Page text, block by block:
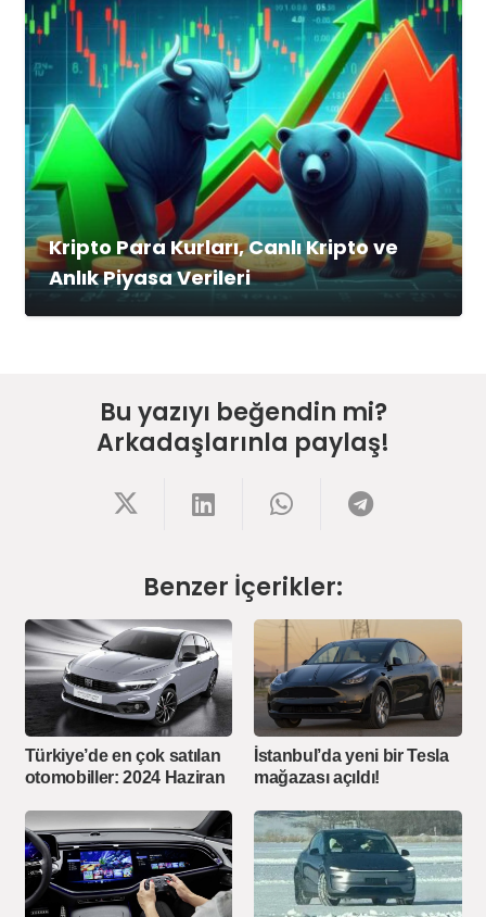
Kripto Para Kurları, Canlı Kripto ve
Anlık Piyasa Verileri
Bu yazıyı beğendin mi?
Arkadaşlarınla paylaş!
Benzer İçerikler:
Türkiye’de en çok satılan
otomobiller: 2024 Haziran
İstanbul’da yeni bir Tesla
mağazası açıldı!